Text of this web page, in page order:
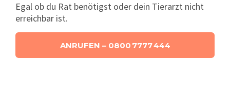
Egal ob du Rat benötigst oder dein Tierarzt nicht
erreichbar ist.
ANRUFEN – 0800 7777 444